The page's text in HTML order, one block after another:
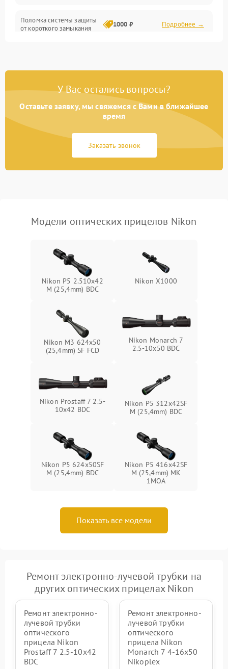
Корпус/Герметичность
Поломка системы защиты
от короткого замыкания
1000 ₽ Подробнее →
Неисправность системы
перенапряжения
1000 ₽ Подробнее →
Неисправность системы
защиты от замыкания
1000 ₽
защиты от перегрева
У Вас остались вопросы?
Оставьте заявку, мы свяжемся с Вами в ближайшее
время
Заказать звонок
Модели оптических прицелов Nikon
Nikon P5 2.510x42
M (25,4mm) BDC
Nikon X1000
Nikon M3 624x50
(25,4mm) SF FCD
Nikon Monarch 7
2.5-10x50 BDC
Nikon Prostaff 7 2.5-
10x42 BDC
Nikon P5 312x42SF
M (25,4mm) BDC
Nikon P5 624x50SF
M (25,4mm) BDC
Nikon P5 416x42SF
M (25,4mm) MK
1MOA
Показать все модели
Ремонт электронно-лучевой трубки на
других оптических прицелах Nikon
Ремонт электронно-
лучевой трубки
оптического
прицела Nikon
Prostaff 7 2.5-10x42
BDC
Ремонт электронно-
лучевой трубки
оптического
прицела Nikon
Monarch 7 4-16x50
Nikoplex